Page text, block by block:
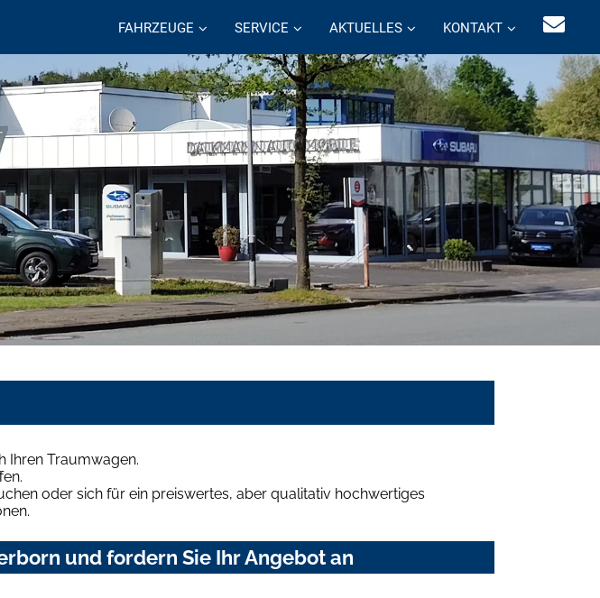
FAHRZEUGE SERVICE AKTUELLES KONTAKT
Ihren Traumwagen.
oder sich für ein preiswertes, aber qualitativ hochwertiges
und fordern Sie Ihr Angebot an